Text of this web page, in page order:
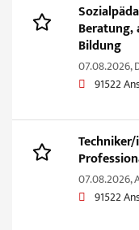
Beratung,
Bildung
07.08.2026,
91522
07.08.2026,
91522